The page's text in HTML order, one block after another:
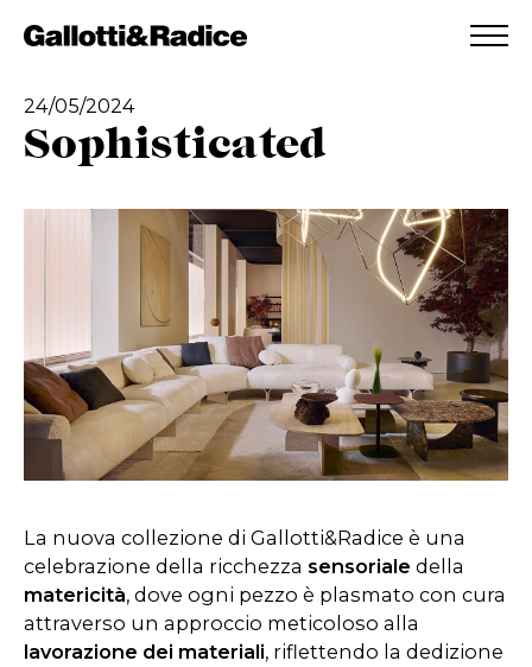
AGGIUNTO ALLA WISHLIST
24/05/2024
Sophisticated
La nuova collezione di Gallotti&Radice è una
celebrazione della ricchezza sensoriale della
matericità, dove ogni pezzo è plasmato con cura
attraverso un approccio meticoloso alla
lavorazione dei materiali, riflettendo la dedizione